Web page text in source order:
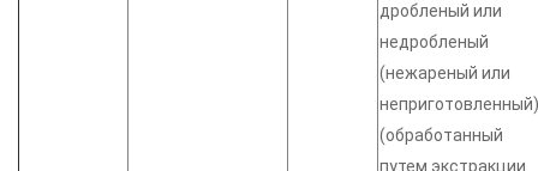
дробленый или
недробленый
(нежареный или
неприготовленный)
(обработанный
путем экстракции